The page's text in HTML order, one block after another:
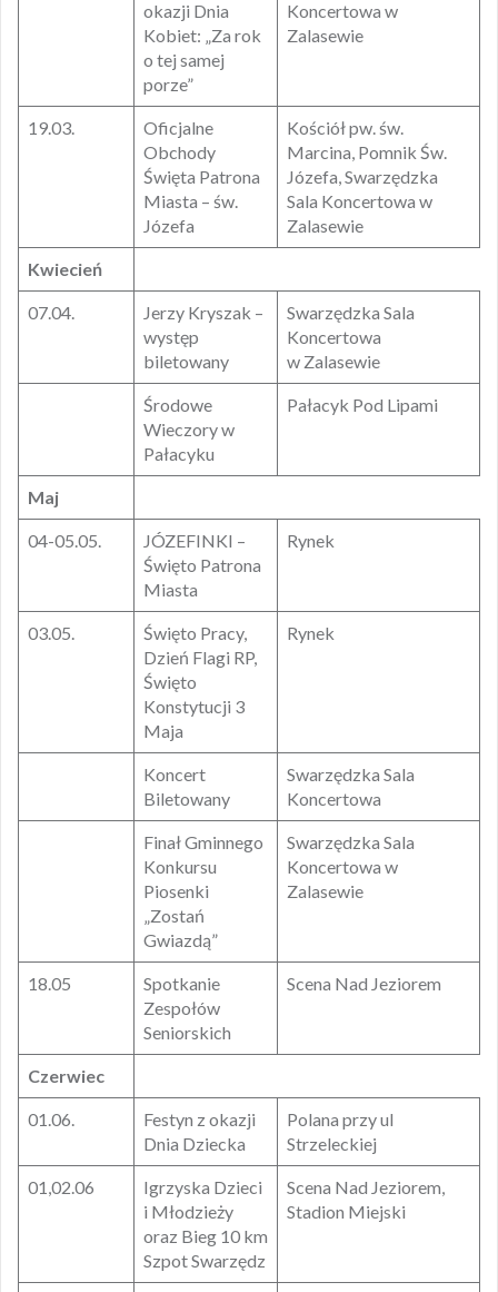
okazji Dnia
Kobiet: „Za rok
o tej samej
porze”
Koncertowa w
Zalasewie
19.03.
Oficjalne
Obchody
Święta Patrona
Miasta – św.
Józefa
Kościół pw. św.
Marcina, Pomnik Św.
Józefa, Swarzędzka
Sala Koncertowa w
Zalasewie
Kwiecień
07.04.
Jerzy Kryszak –
występ
biletowany
Swarzędzka Sala
Koncertowa
w Zalasewie
Środowe
Wieczory w
Pałacyku
Pałacyk Pod Lipami
Maj
04-05.05.
JÓZEFINKI –
Święto Patrona
Miasta
Rynek
03.05.
Święto Pracy,
Dzień Flagi RP,
Święto
Konstytucji 3
Maja
Rynek
Koncert
Biletowany
Swarzędzka Sala
Koncertowa
Finał Gminnego
Konkursu
Piosenki
„Zostań
Gwiazdą”
Swarzędzka Sala
Koncertowa w
Zalasewie
18.05
Spotkanie
Zespołów
Seniorskich
Scena Nad Jeziorem
Czerwiec
01.06.
Festyn z okazji
Dnia Dziecka
Polana przy ul
Strzeleckiej
01,02.06
Igrzyska Dzieci
i Młodzieży
oraz Bieg 10 km
Szpot Swarzędz
Scena Nad Jeziorem,
Stadion Miejski